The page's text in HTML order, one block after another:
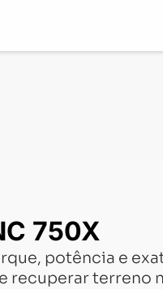
750X
potência e
recuperar terreno